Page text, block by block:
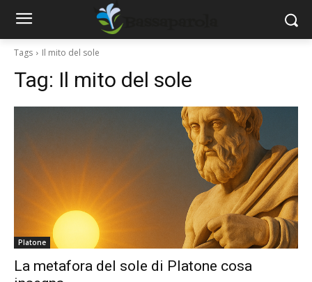
Tags Il mito del sole
Tag: Il mito del sole
Platone
La metafora del sole di Platone cosa